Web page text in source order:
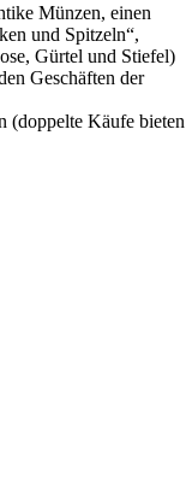
Münzen, einen
und Spitzeln“,
Gürtel und Stiefel)
Geschäften der
(doppelte Käufe bieten